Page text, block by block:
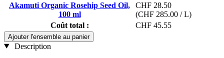
Akamuti Organic Rosehip Seed Oil,
100 ml
CHF 28.50
(CHF 285.00 / L)
Coût total :
CHF 45.55
Ajouter l'ensemble au panier
Description